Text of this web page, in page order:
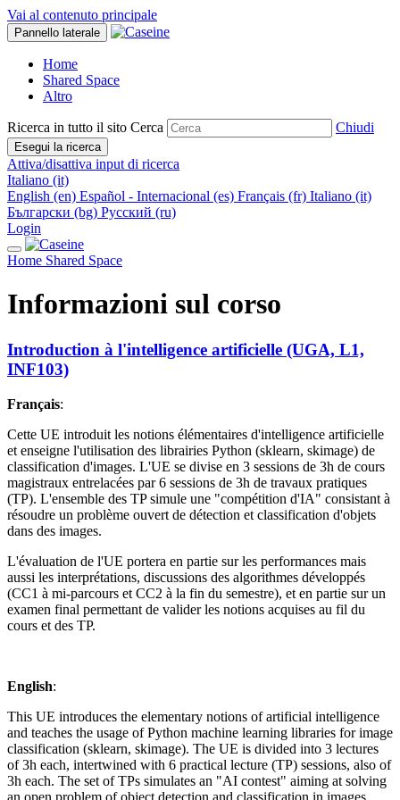
Vai al contenuto principale
Pannello laterale
Home
Shared Space
Altro
Ricerca in tutto il sito Cerca Chiudi
Esegui la ricerca
Attiva/disattiva input di ricerca
Italiano ‎(it)‎
English ‎(en)‎ Español - Internacional ‎(es)‎ Français ‎(fr)‎ Italiano ‎(it)‎
Български ‎(bg)‎ Русский ‎(ru)‎
Login
Home Shared Space
Informazioni sul corso
Introduction à l'intelligence artificielle (UGA, L1,
INF103)
Français:
Cette UE introduit les notions élémentaires d'intelligence artificielle
et enseigne l'utilisation des librairies Python (sklearn, skimage) de
classification d'images. L'UE se divise en 3 sessions de 3h de cours
magistraux entrelacées par 6 sessions de 3h de travaux pratiques
(TP). L'ensemble des TP simule une "compétition d'IA" consistant à
résoudre un problème ouvert de détection et classification d'objets
dans des images.
L'évaluation de l'UE portera en partie sur les performances mais
aussi les interprétations, discussions des algorithmes développés
(CC1 à mi-parcours et CC2 à la fin du semestre), et en partie sur un
examen final permettant de valider les notions acquises au fil du
cours et des TP.
English:
This UE introduces the elementary notions of artificial intelligence
and teaches the usage of Python machine learning libraries for image
classification (sklearn, skimage). The UE is divided into 3 lectures
of 3h each, intertwined with 6 practical lecture (TP) sessions, also of
3h each. The set of TPs simulates an "AI contest" aiming at solving
an open problem of object detection and classification in images.